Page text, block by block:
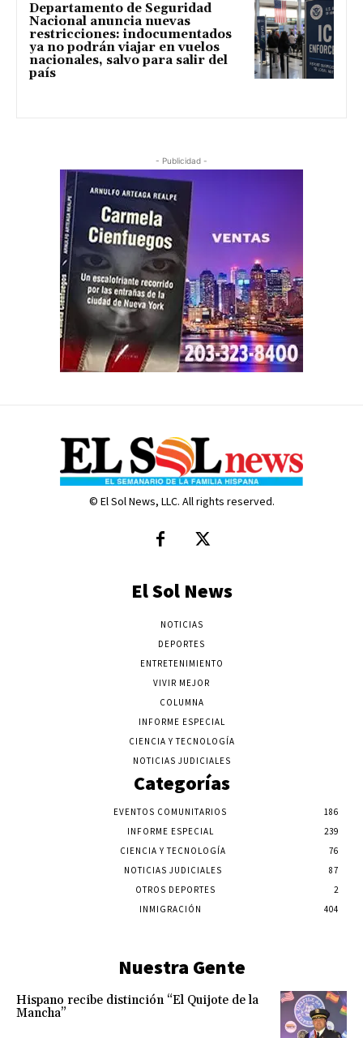
Departamento de Seguridad
Nacional anuncia nuevas
restricciones: indocumentados
ya no podrán viajar en vuelos
nacionales, salvo para salir del
país
- Publicidad -
© El Sol News, LLC. All rights reserved.
El Sol News
NOTICIAS
DEPORTES
ENTRETENIMIENTO
VIVIR MEJOR
COLUMNA
INFORME ESPECIAL
CIENCIA Y TECNOLOGÍA
NOTICIAS JUDICIALES
Categorías
EVENTOS COMUNITARIOS
186
INFORME ESPECIAL
239
CIENCIA Y TECNOLOGÍA
76
NOTICIAS JUDICIALES
87
OTROS DEPORTES
2
INMIGRACIÓN
404
Nuestra Gente
Hispano recibe distinción “El Quijote de la
Mancha”